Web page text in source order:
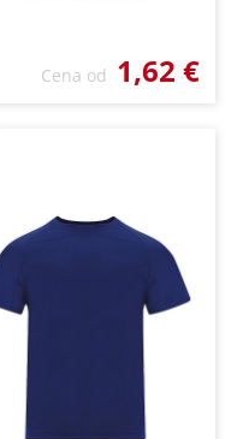
Cena od 1,62 €